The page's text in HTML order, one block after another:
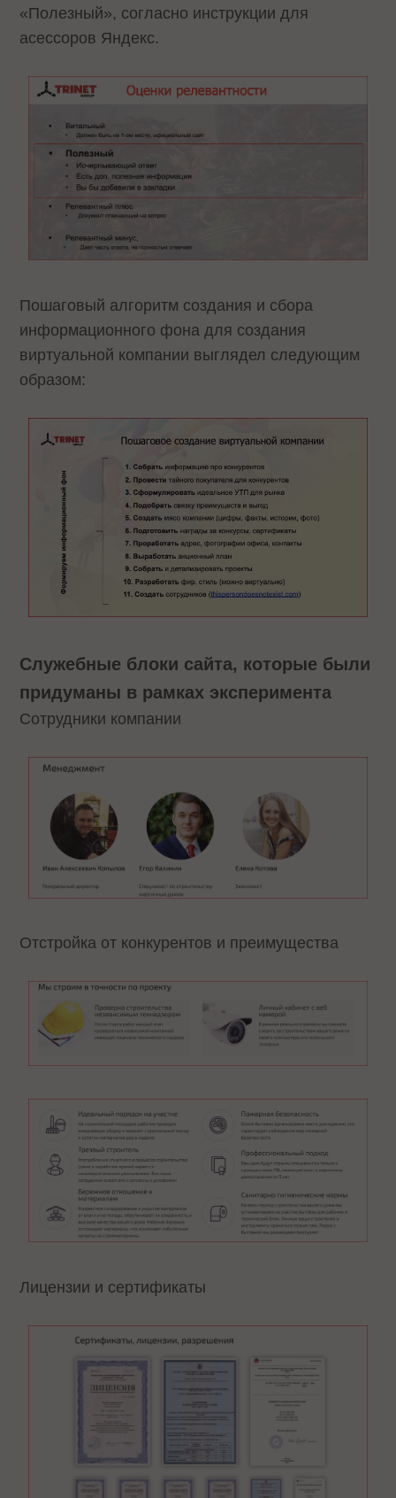
«Полезный», согласно инструкции для
асессоров Яндекс.
Пошаговый алгоритм создания и сбора
информационного фона для создания
виртуальной компании выглядел следующим
образом:
Служебные блоки сайта, которые были
придуманы в рамках эксперимента
Сотрудники компании
Отстройка от конкурентов и преимущества
Лицензии и сертификаты